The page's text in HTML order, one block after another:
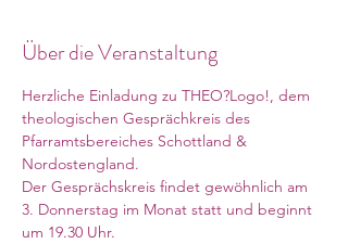
Über die Veranstaltung
Herzliche Einladung zu THEO?Logo!, dem
theologischen Gesprächkreis des
Pfarramtsbereiches Schottland &
Nordostengland.
Der Gesprächskreis findet gewöhnlich am
3. Donnerstag im Monat statt und beginnt
um 19.30 Uhr.